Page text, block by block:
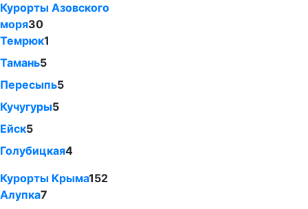
Курорты Азовского
моря30
Темрюк1
Тамань5
Пересыпь5
Кучугуры5
Ейск5
Голубицкая4
Курорты Крыма152
Алупка7